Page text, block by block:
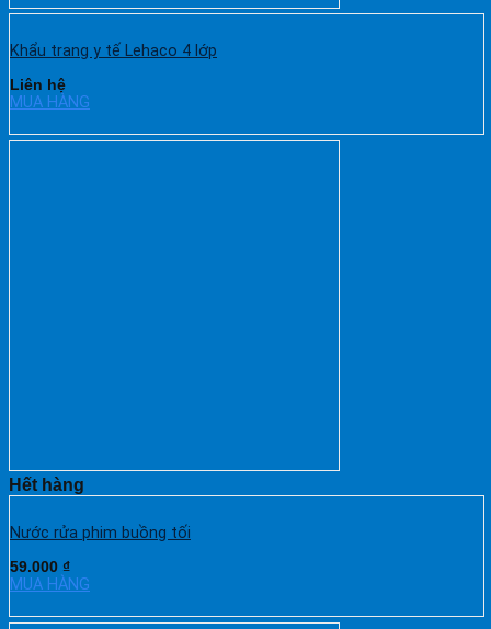
Khẩu trang y tế Lehaco 4 lớp
Liên hệ
MUA HÀNG
Hết hàng
Nước rửa phim buồng tối
59.000 ₫
MUA HÀNG